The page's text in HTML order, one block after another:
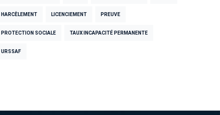
HARCÈLEMENT LICENCIEMENT PREUVE
PROTECTION SOCIALE TAUX INCAPACITÉ PERMANENTE
URSSAF